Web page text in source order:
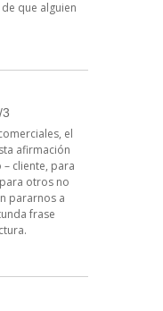
que alguien
el
afirmación
cliente, para
otros no
pararnos a
frase